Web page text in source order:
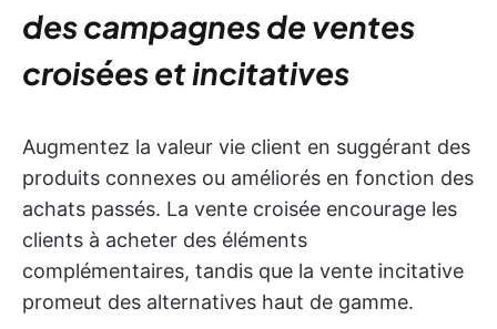
des campagnes de ventes
croisées et incitatives
Augmentez la valeur vie client en suggérant des
produits connexes ou améliorés en fonction des
achats passés. La vente croisée encourage les
clients à acheter des éléments
complémentaires, tandis que la vente incitative
promeut des alternatives haut de gamme.